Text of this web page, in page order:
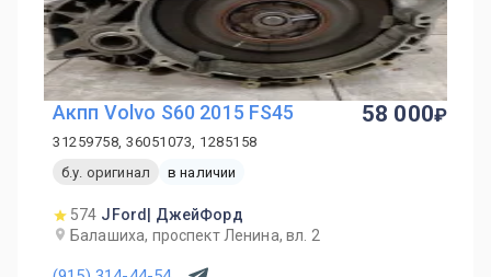
Акпп Volvo S60 2015 FS45
31259758, 36051073, 1285158
б.у. оригинал
в наличии
574 JFord| ДжейФорд
Балашиха, проспект Ленина, вл. 2
58 000